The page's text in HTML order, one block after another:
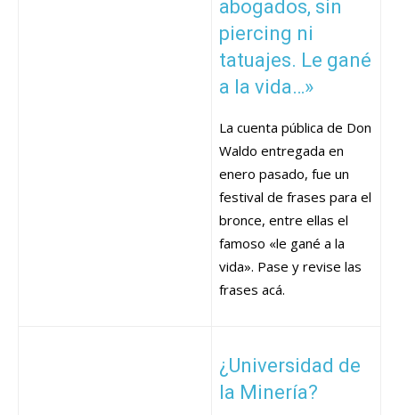
abogados, sin
piercing ni
tatuajes. Le gané
a la vida…»
La cuenta pública de Don
Waldo entregada en
enero pasado, fue un
festival de frases para el
bronce, entre ellas el
famoso «le gané a la
vida». Pase y revise las
frases acá.
¿Universidad de
la Minería?